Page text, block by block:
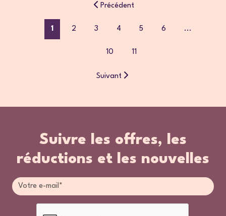
Précédent
1 2 3 4 5 6 ...
10 11
Suivant
Suivre les offres, les
réductions et les nouvelles